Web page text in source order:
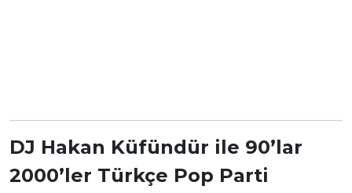
DJ Hakan Küfündür ile 90’lar
2000’ler Türkçe Pop Parti